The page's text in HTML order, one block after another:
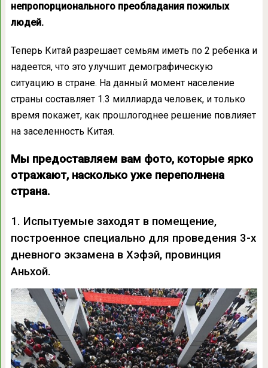
непропорционального преобладания пожилых
людей.
Теперь Китай разрешает семьям иметь по 2 ребенка и
надеется, что это улучшит демографическую
ситуацию в стране. На данный момент население
страны составляет 1.3 миллиарда человек, и только
время покажет, как прошлогоднее решение повлияет
на заселенность Китая.
Мы предоставляем вам фото, которые ярко
отражают, насколько уже переполнена
страна.
1. Испытуемые заходят в помещение,
построенное специально для проведения 3-х
дневного экзамена в Хэфэй, провинция
Аньхой.